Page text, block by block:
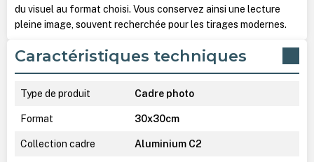
du visuel au format choisi. Vous conservez ainsi une lecture
pleine image, souvent recherchée pour les tirages modernes.
Caractéristiques techniques
Type de produit Cadre photo
Format 30x30cm
Collection cadre Aluminium C2